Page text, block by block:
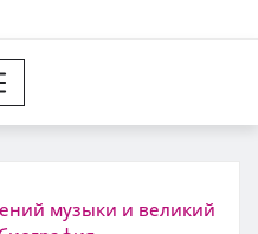
музыки и великий